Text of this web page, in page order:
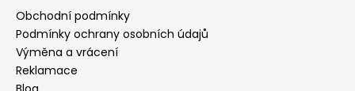
Obchodní podmínky
Podmínky ochrany osobních údajů
Výměna a vrácení
Reklamace